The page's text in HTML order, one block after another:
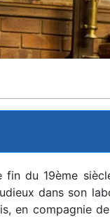
fin du 19ème
dans son
en compagnie